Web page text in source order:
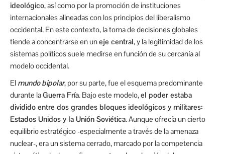
ideológico, así como por la promoción de instituciones
internacionales alineadas con los principios del liberalismo
occidental. En este contexto, la toma de decisiones globales
tiende a concentrarse en uneje central, y la legitimidad de los
sistemas políticos suele medirse en función de su cercanía al
modelo occidental.
El mundo bipolar, por su parte, fue el esquema predominante
durante laGuerra Fría. Bajo este modelo,el poder estaba
dividido entre dos grandes bloques ideológicos y militares:
Estados Unidos y la Unión Soviética. Aunque ofrecía un cierto
equilibrio estratégico -especialmente a través de la amenaza
nuclear-, era un sistema cerrado, marcado por la competencia